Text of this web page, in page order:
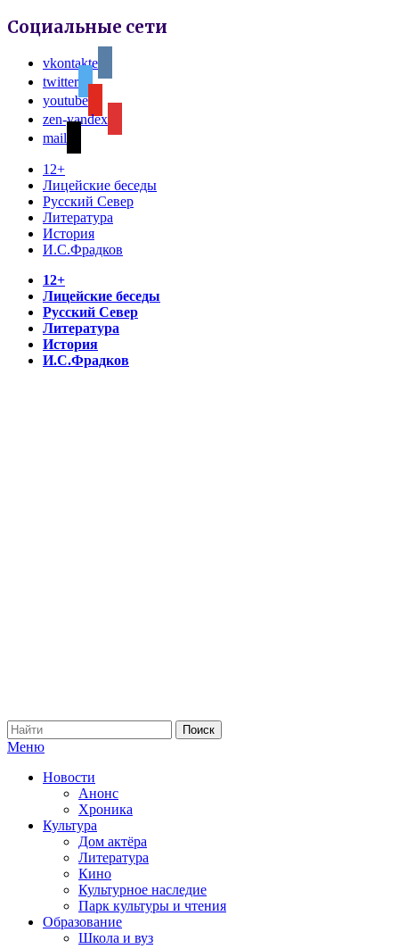
Социальные сети
vkontakte
twitter
youtube
zen-yandex
mail
12+
Лицейские беседы
Русский Север
Литература
История
И.С.Фрадков
12+
Лицейские беседы
Русский Север
Литература
История
И.С.Фрадков
Меню
Новости
Анонс
Хроника
Культура
Дом актёра
Литература
Кино
Культурное наследие
Парк культуры и чтения
Образование
Школа и вуз